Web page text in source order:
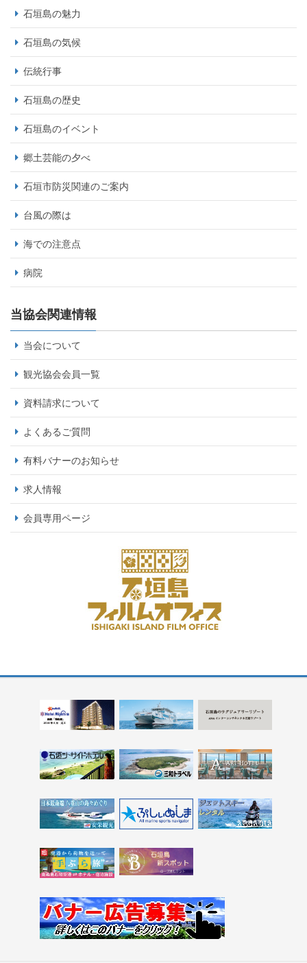
石垣島の魅力
石垣島の気候
伝統行事
石垣島の歴史
石垣島のイベント
郷土芸能の夕べ
石垣市防災関連のご案内
台風の際は
海での注意点
病院
当協会関連情報
当会について
観光協会会員一覧
資料請求について
よくあるご質問
有料バナーのお知らせ
求人情報
会員専用ページ